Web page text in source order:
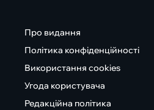
Про видання
Політика конфіденційності
Використання cookies
Угода користувача
Редакційна політика